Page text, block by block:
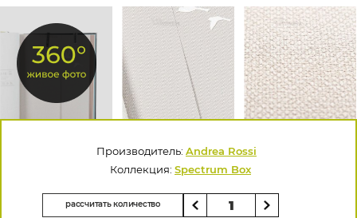
Производитель: Andrea Rossi
Коллекция: Spectrum Box
рассчитать количество